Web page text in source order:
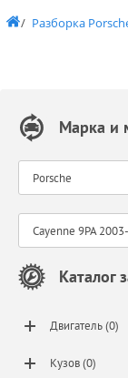
Разборка
Марка и
Porsche
Cayenne 9PA
Каталог
Двигатель (0)
Кузов (0)